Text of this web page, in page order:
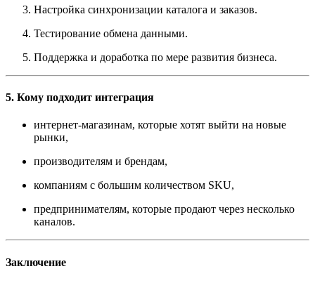
Настройка синхронизации каталога и заказов.
Тестирование обмена данными.
Поддержка и доработка по мере развития бизнеса.
5. Кому подходит интеграция
интернет-магазинам, которые хотят выйти на новые
рынки,
производителям и брендам,
компаниям с большим количеством SKU,
предпринимателям, которые продают через несколько
каналов.
Заключение